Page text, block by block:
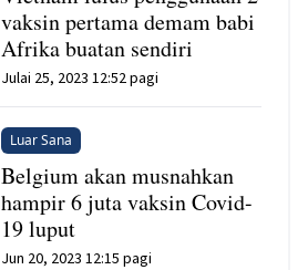
vaksin pertama demam babi
Afrika buatan sendiri
Julai 25, 2023 12:52 pagi
Luar Sana
Belgium akan musnahkan
hampir 6 juta vaksin Covid-
19 luput
Jun 20, 2023 12:15 pagi